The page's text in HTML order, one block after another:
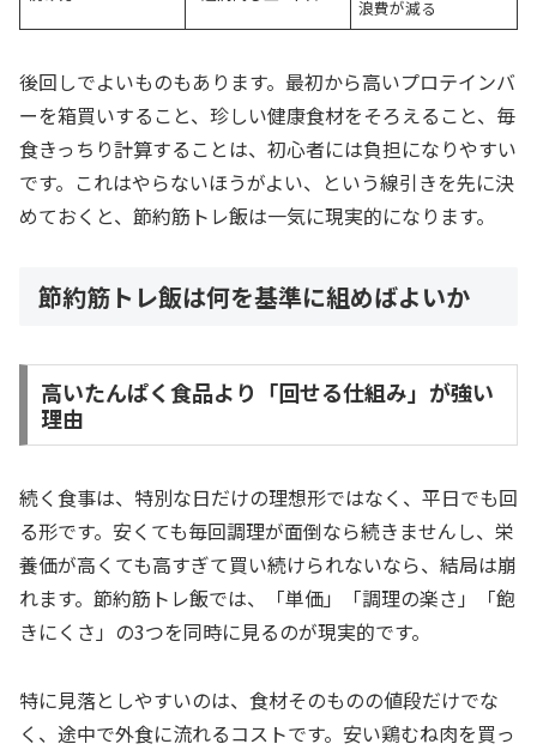
浪費が減る
後回しでよいものもあります。最初から高いプロテインバ
ーを箱買いすること、珍しい健康食材をそろえること、毎
食きっちり計算することは、初心者には負担になりやすい
です。これはやらないほうがよい、という線引きを先に決
めておくと、節約筋トレ飯は一気に現実的になります。
節約筋トレ飯は何を基準に組めばよいか
高いたんぱく食品より「回せる仕組み」が強い
理由
続く食事は、特別な日だけの理想形ではなく、平日でも回
る形です。安くても毎回調理が面倒なら続きませんし、栄
養価が高くても高すぎて買い続けられないなら、結局は崩
れます。節約筋トレ飯では、「単価」「調理の楽さ」「飽
きにくさ」の3つを同時に見るのが現実的です。
特に見落としやすいのは、食材そのものの値段だけでな
く、途中で外食に流れるコストです。安い鶏むね肉を買っ